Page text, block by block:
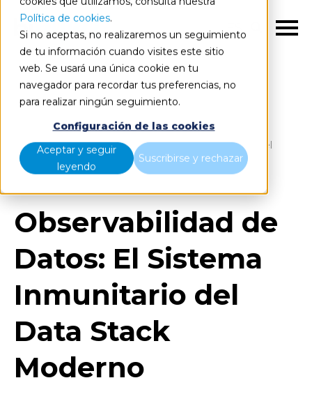
Política de cookies.
Si no aceptas, no realizaremos un seguimiento
de tu información cuando visites este sitio
web. Se usará una única cookie en tu
navegador para recordar tus preferencias, no
para realizar ningún seguimiento.
Configuración de las cookies
Aceptar y seguir
leyendo
Suscribirse y rechazar
ES
Observabilidad de Datos: El Sistema Inmunitario del
Data Stack Moderno
Observabilidad de
Datos: El Sistema
Inmunitario del
Data Stack
Moderno